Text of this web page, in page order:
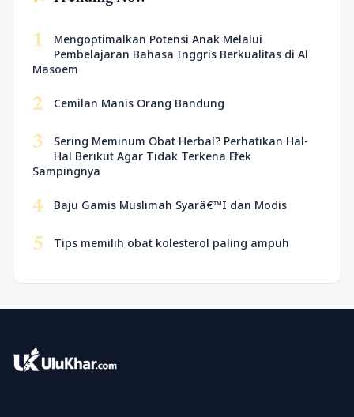
1
Mengoptimalkan Potensi Anak Melalui
Pembelajaran Bahasa Inggris Berkualitas di Al
Masoem
2 Cemilan Manis Orang Bandung
3
Sering Meminum Obat Herbal? Perhatikan Hal-
Hal Berikut Agar Tidak Terkena Efek
Sampingnya
4 Baju Gamis Muslimah Syarâ€™I dan Modis
5 Tips memilih obat kolesterol paling ampuh